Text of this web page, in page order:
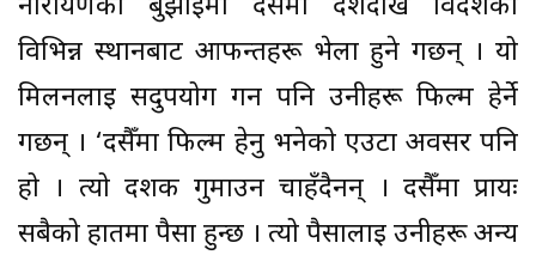
नारायणको बुझाइमा दसैँमा देशदेखि विदेशका
विभिन्न स्थानबाट आफन्तहरू भेला हुने गर्छन् । यो
मिलनलाई सदुपयोग गर्न पनि उनीहरू फिल्म हेर्ने
गर्छन् । ‘दसैँमा फिल्म हेर्नु भनेको एउटा अवसर पनि
हो । त्यो दर्शक गुमाउन चाहँदैनन् । दसैँमा प्रायः
सबैको हातमा पैसा हुन्छ । त्यो पैसालाई उनीहरू अन्य